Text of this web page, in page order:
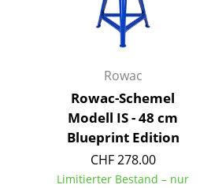
Rowac
Rowac-Schemel
Modell IS - 48 cm
Blueprint Edition
CHF 278.00
Limitierter Bestand – nur